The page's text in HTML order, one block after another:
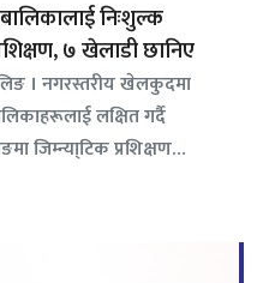
निःशुल्क
७ खेलाडी छानिए
। नगरस्तरीय खेलकुदमा
लक्षित गर्दै
जिम्न्या्टिक प्रशिक्षण…